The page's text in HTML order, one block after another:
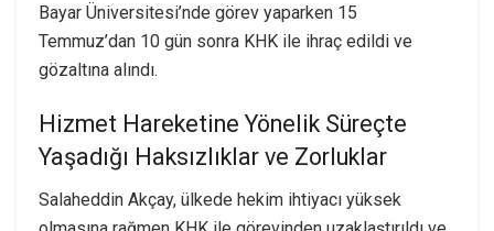
Bayar Üniversitesi’nde görev yaparken 15
Temmuz’dan 10 gün sonra KHK ile ihraç edildi ve
gözaltına alındı.
Hizmet Hareketine Yönelik Süreçte
Yaşadığı Haksızlıklar ve Zorluklar
Salaheddin Akçay, ülkede hekim ihtiyacı yüksek